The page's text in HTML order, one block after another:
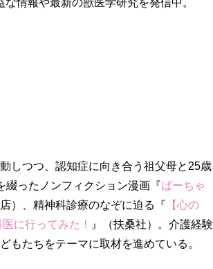
情報や最新の獣医学研究を発信中。
しつつ、認知症に向き合う祖父母と25歳
綴ったノンフィクション漫画『ばーちゃ
）、精神科診療のなぞに迫る『 【心の
に行ってみた！
』（扶桑社）。介護経験
もたちをテーマに取材を進めている。